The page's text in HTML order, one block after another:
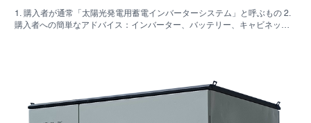
1. 購入者が通常「太陽光発電用蓄電インバーターシステム」と呼ぶもの 2.
購入者への簡単なアドバイス：インバーター、バッテリー、キャビネット
蓄電インバーターシステム 10. 購入者の次のステップ